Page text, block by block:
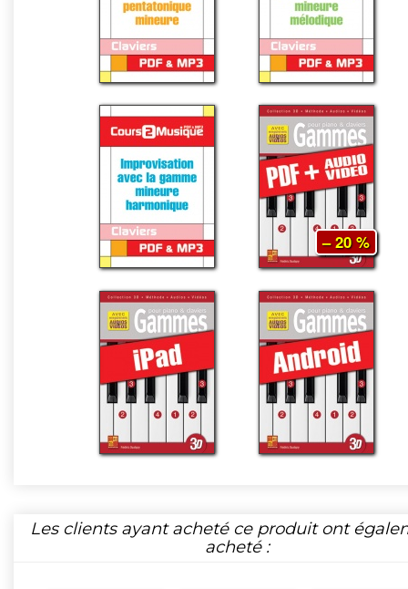
– 20 %
Les clients ayant acheté ce produit ont
acheté :